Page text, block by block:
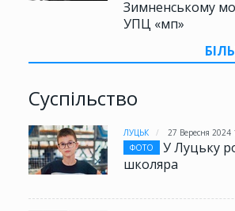
Зимненському
УПЦ «мп»
Суспільство
ЛУЦЬК
27 Вересня 2024
ФОТО
У Луцьку
школяра